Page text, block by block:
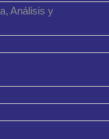
Análisis y